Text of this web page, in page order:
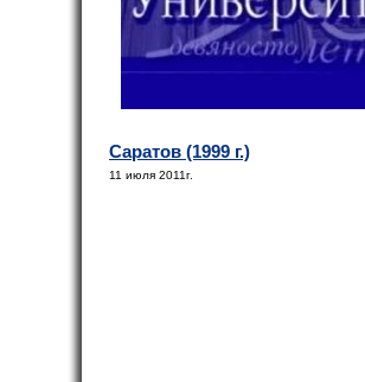
Саратов (1999 г.)
11 июля 2011г.